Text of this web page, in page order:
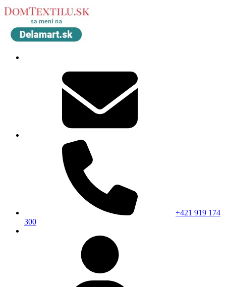
+421 919 174
300